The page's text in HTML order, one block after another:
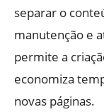
separar o
manutenção e
permite a
economiza
novas páginas.